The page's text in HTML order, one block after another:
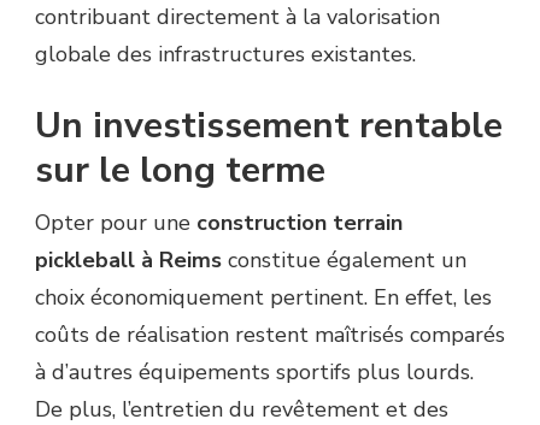
contribuant directement à la valorisation
globale des infrastructures existantes.
Un investissement rentable
sur le long terme
Opter pour une construction terrain
pickleball à Reims constitue également un
choix économiquement pertinent. En effet, les
coûts de réalisation restent maîtrisés comparés
à d’autres équipements sportifs plus lourds.
De plus, l’entretien du revêtement et des